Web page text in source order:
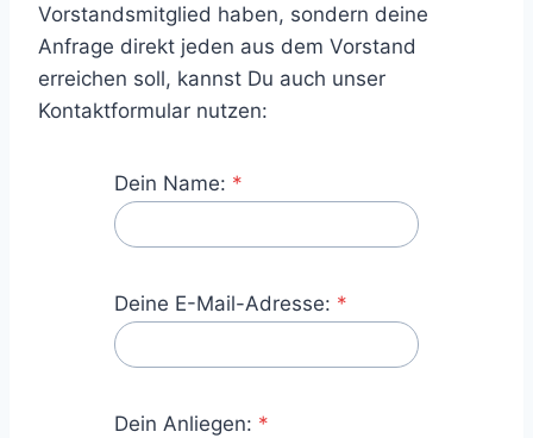
Vorstandsmitglied haben, sondern deine
Anfrage direkt jeden aus dem Vorstand
erreichen soll, kannst Du auch unser
Kontaktformular nutzen:
Dein Name: *
Deine E-Mail-Adresse: *
Dein Anliegen: *